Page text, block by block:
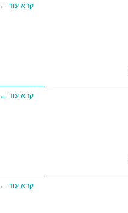
קרא עוד ←
קרא עוד ←
קרא עוד ←